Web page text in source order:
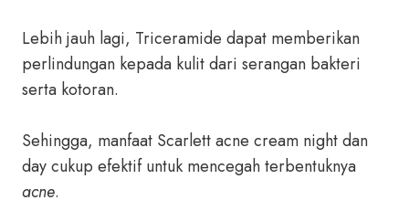
Lebih jauh lagi, Triceramide dapat memberikan
perlindungan kepada kulit dari serangan bakteri
serta kotoran.
Sehingga, manfaat Scarlett acne cream night dan
day cukup efektif untuk mencegah terbentuknya
acne.